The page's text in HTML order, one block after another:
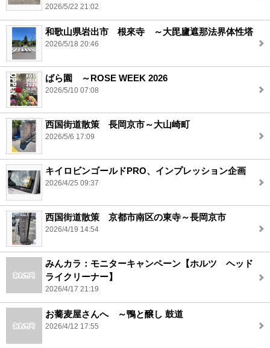
2026/5/22 21:02
和歌山県岩出市 根來寺 ～大毘廬遮那法界体性塔
2026/5/18 20:46
ばら園 ～ROSE WEEK 2026
2026/5/10 07:08
西国街道散策 長岡京市～大山崎町
2026/5/6 17:09
キイロビンゴールドPRO、インプレッション企画
2026/4/25 09:37
西国街道散策 京都市南区の東寺～長岡京市
2026/4/19 14:54
みんカラ：モニターキャンペーン【ホルツ ヘッド
ライクリーナー】
2026/4/17 21:19
お蕎麦屋さんへ ～鴨と醸し 鼓道
2026/4/12 17:55